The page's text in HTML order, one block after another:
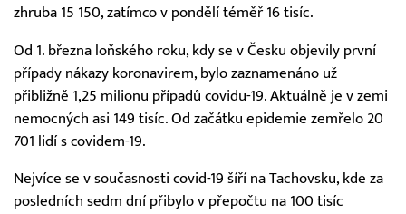
zhruba 15 150, zatímco v pondělí téměř 16 tisíc.
Od 1. března loňského roku, kdy se v Česku objevily první
případy nákazy koronavirem, bylo zaznamenáno už
přibližně 1,25 milionu případů covidu-19. Aktuálně je v zemi
nemocných asi 149 tisíc. Od začátku epidemie zemřelo 20
701 lidí s covidem-19.
Nejvíce se v současnosti covid-19 šíří na Tachovsku, kde za
posledních sedm dní přibylo v přepočtu na 100 tisíc